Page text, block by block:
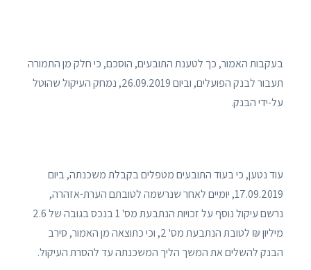
בעקבות האמור, כך לטענת התובעים, הוסכם, כי חלק מן התמורה
תעבור לבנק הפועלים, וביום 26.09.2019, נמחק העיקול שהוטל
על-ידי הבנק.
עוד נטען, כי בעוד התובעים מטפלים בקבלת משכנתה, ביום
17.09.2019, יומיים לאחר שנרשמה לטובתם הערת-אזהרה,
נרשם עיקול נוסף על זכויות הנתבעת מס' 1 בנכס בגובה של 2.6
מיליון ₪ לטובת הנתבעת מס' 2, וכי כתוצאה מן האמור, סירב
הבנק להשלים את המשך הליך המשכנתה עד להסרת העיקול.